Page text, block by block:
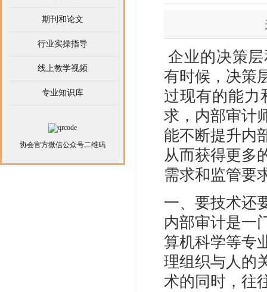
企业的决策
有时候，决策
过现有的能力
求，内部审计
能不断提升内
从而获得更多
需求和监管要
一、要技术还
内部审计是一
算机科学等专
理组织与人的
术的同时，往
期刊和论文
行业实操指导
线上教学视频
专业知识库
协会官方微信公众号二维码